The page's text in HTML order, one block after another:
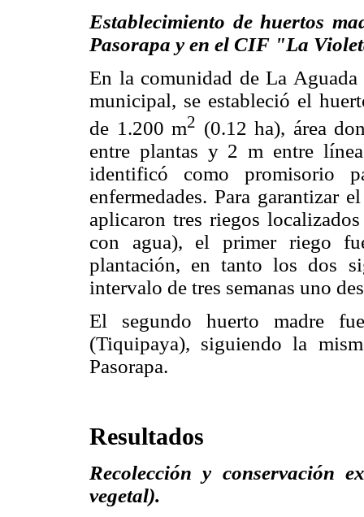
Establecimiento de huertos
Pasorapa y en el CIF "La
En la comunidad de La
municipal, se estableció el
de 1.200 m2 (0.12 ha), área
entre plantas y 2 m entre
identificó como promisorio
enfermedades. Para garantizar
aplicaron tres riegos
con agua), el primer riego
plantación, en tanto los dos
intervalo de tres semanas uno
El segundo huerto madre
(Tiquipaya), siguiendo la
Pasorapa.
Resultados
Recolección y conservación
vegetal).